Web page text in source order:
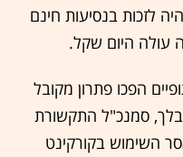
לזכות בנסיעות חינם
עולה היום שקל.
הפכו פתרון מקובל
בלך, סמנכ"ל התקשורת
השימוש בקורקינט